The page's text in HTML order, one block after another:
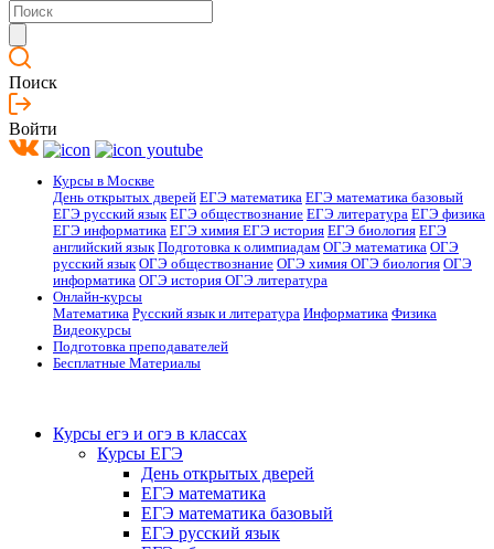
Поиск
Войти
Курсы в Москве
День открытых дверей ЕГЭ математика ЕГЭ математика базовый
ЕГЭ русский язык ЕГЭ обществознание ЕГЭ литература ЕГЭ физика
ЕГЭ информатика ЕГЭ химия ЕГЭ история ЕГЭ биология ЕГЭ
английский язык Подготовка к олимпиадам ОГЭ математика ОГЭ
русский язык ОГЭ обществознание ОГЭ химия ОГЭ биология ОГЭ
информатика ОГЭ история ОГЭ литература
Онлайн-курсы
Математика Русский язык и литература Информатика Физика
Видеокурсы
Подготовка преподавателей
Бесплатные Материалы
Курсы егэ и огэ в классах
Курсы ЕГЭ
День открытых дверей
ЕГЭ математика
ЕГЭ математика базовый
ЕГЭ русский язык